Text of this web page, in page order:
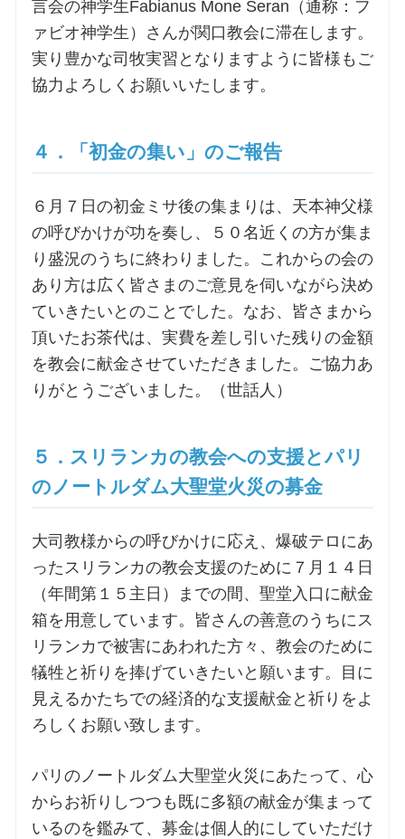
言会の神学生Fabianus Mone Seran（通称：フ
ァビオ神学生）さんが関口教会に滞在します。
実り豊かな司牧実習となりますように皆様もご
協力よろしくお願いいたします。
４．「初金の集い」のご報告
６月７日の初金ミサ後の集まりは、天本神父様
の呼びかけが功を奏し、５０名近くの方が集ま
り盛況のうちに終わりました。これからの会の
あり方は広く皆さまのご意見を伺いながら決め
ていきたいとのことでした。なお、皆さまから
頂いたお茶代は、実費を差し引いた残りの金額
を教会に献金させていただきました。ご協力あ
りがとうございました。（世話人）
５．スリランカの教会への支援とパリ
のノートルダム大聖堂火災の募金
大司教様からの呼びかけに応え、爆破テロにあ
ったスリランカの教会支援のために７月１４日
（年間第１５主日）までの間、聖堂入口に献金
箱を用意しています。皆さんの善意のうちにス
リランカで被害にあわれた方々、教会のために
犠牲と祈りを捧げていきたいと願います。目に
見えるかたちでの経済的な支援献金と祈りをよ
ろしくお願い致します。
パリのノートルダム大聖堂火災にあたって、心
からお祈りしつつも既に多額の献金が集まって
いるのを鑑みて、募金は個人的にしていただけ